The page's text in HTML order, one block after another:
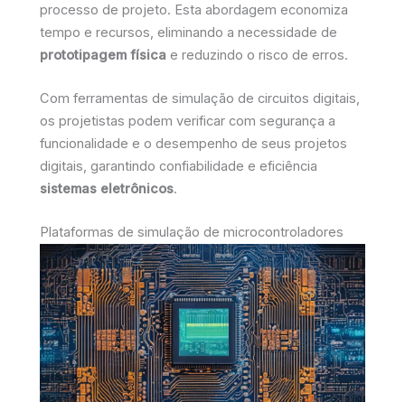
processo de projeto. Esta abordagem economiza
tempo e recursos, eliminando a necessidade de
prototipagem física e reduzindo o risco de erros.
Com ferramentas de simulação de circuitos digitais,
os projetistas podem verificar com segurança a
funcionalidade e o desempenho de seus projetos
digitais, garantindo confiabilidade e eficiência
sistemas eletrônicos.
Plataformas de simulação de microcontroladores